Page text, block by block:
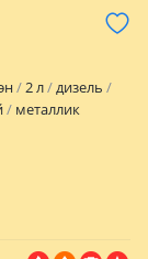
компьютер
2 л
дизель
металлик